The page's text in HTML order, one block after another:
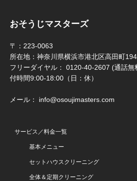
おそうじマスターズ
〒：223-0063
所在地：神奈川県横浜市港北区高田町
フリーダイヤル： 0120-40-2607 (通話
付時間9:00-18:00（日：休）
メール： info@osoujimasters.com
サービス／料金一覧
基本メニュー
セットハウスクリーニング
全体＆定期クリーニング